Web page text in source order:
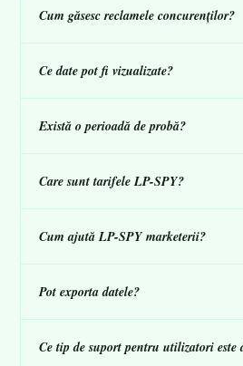
Cum găsesc reclamele concurenților?
Ce date pot fi vizualizate?
Există o perioadă de probă?
Care sunt tarifele LP-SPY?
Cum ajută LP-SPY marketerii?
Pot exporta datele?
Ce tip de suport pentru utilizatori este